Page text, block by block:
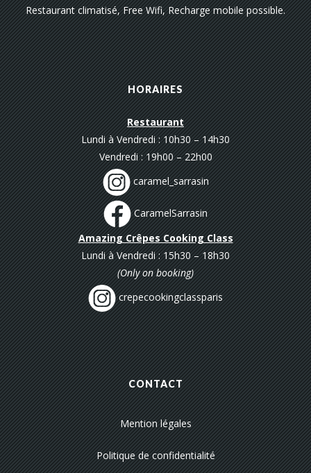
Restaurant climatisé, Free Wifi, Recharge mobile possible.
HORAIRES
Restaurant
Lundi à Vendredi : 10h30 – 14h30
Vendredi : 19h00 – 22h00
caramel_sarrasin
CaramelSarrasin
Amazing Crêpes Cooking Class
Lundi à Vendredi : 15h30 – 18h30
(Only on booking)
crepecookingclassparis
CONTACT
Mention légales
Politique de confidentialité